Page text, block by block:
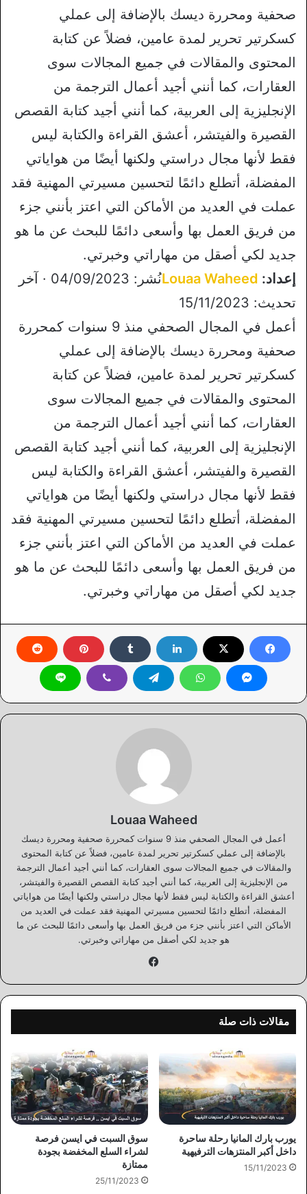
صحفية ومحررة ديسك بالإضافة إلى عملي
كسكرتير تحرير لمدة عامين، فضلاً عن كتابة
المحتوى والمقالات في جميع المجالات سوى
العقارات، كما أنني أجيد أعمال الترجمة من
الإنجليزية إلى العربية، كما أنني أجيد كتابة القصص
القصيرة والفيتشر، أعشق القراءة والكتابة ليس
فقط لأنها مجال دراستي ولكنها أيضًا من هواياتي
المفضلة، أتطلع دائمًا لتحسين مسيرتي المهنية فقد
عملت في العديد من الأماكن التي اعتز بأنني جزء
من فريق العمل بها وأسعى دائمًا للبحث عن ما هو
جديد لكي أصقل من مهاراتي وخبرتي.
إعداد: Louaa Waheed
نُشر: 04/09/2023 · آخر
تحديث: 15/11/2023
أعمل في المجال الصحفي منذ 9 سنوات كمحررة
صحفية ومحررة ديسك بالإضافة إلى عملي
كسكرتير تحرير لمدة عامين، فضلاً عن كتابة
المحتوى والمقالات في جميع المجالات سوى
العقارات، كما أنني أجيد أعمال الترجمة من
الإنجليزية إلى العربية، كما أنني أجيد كتابة القصص
القصيرة والفيتشر، أعشق القراءة والكتابة ليس
فقط لأنها مجال دراستي ولكنها أيضًا من هواياتي
المفضلة، أتطلع دائمًا لتحسين مسيرتي المهنية فقد
عملت في العديد من الأماكن التي اعتز بأنني جزء
من فريق العمل بها وأسعى دائمًا للبحث عن ما هو
جديد لكي أصقل من مهاراتي وخبرتي.
Louaa Waheed
أعمل في المجال الصحفي منذ 9 سنوات كمحررة صحفية ومحررة ديسك
بالإضافة إلى عملي كسكرتير تحرير لمدة عامين، فضلاً عن كتابة المحتوى
والمقالات في جميع المجالات سوى العقارات، كما أنني أجيد أعمال الترجمة
من الإنجليزية إلى العربية، كما أنني أجيد كتابة القصص القصيرة والفيتشر،
أعشق القراءة والكتابة ليس فقط لأنها مجال دراستي ولكنها أيضًا من هواياتي
المفضلة، أتطلع دائمًا لتحسين مسيرتي المهنية فقد عملت في العديد من
الأماكن التي اعتز بأنني جزء من فريق العمل بها وأسعى دائمًا للبحث عن ما
هو جديد لكي أصقل من مهاراتي وخبرتي.
مقالات ذات صلة
يورب بارك المانيا رحلة ساحرة
داخل أكبر المنتزهات الترفيهية
15/11/2023
سوق السبت في ايسن فرصة
لشراء السلع المخفضة بجودة
ممتازة
25/11/2023